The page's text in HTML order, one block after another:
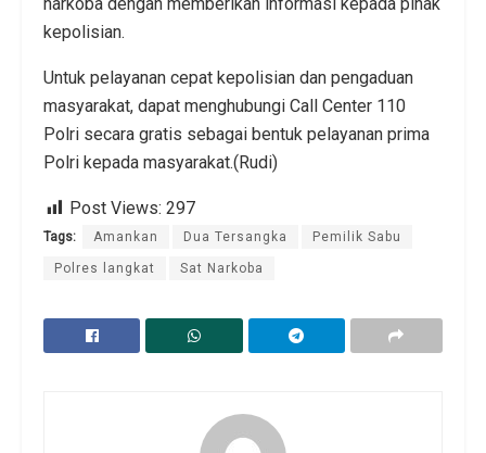
kepolisian.
Untuk pelayanan cepat kepolisian dan pengaduan
masyarakat, dapat menghubungi Call Center 110
Polri secara gratis sebagai bentuk pelayanan prima
Polri kepada masyarakat.(Rudi)
Post Views: 297
Tags: Amankan Dua Tersangka Pemilik Sabu
Polres langkat Sat Narkoba